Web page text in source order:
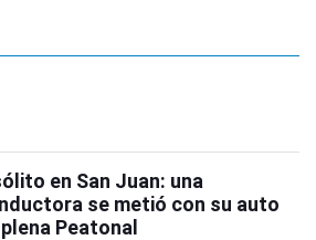
en San Juan: una
se metió con su auto
Peatonal